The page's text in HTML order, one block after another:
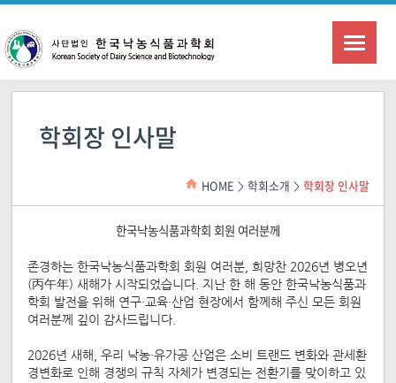
학회장 인사말
HOME > 학회소개 > 학회장 인사말
한국낙농식품과학회 회원 여러분께
존경하는 한국낙농식품과학회 회원 여러분, 희망찬 2026년 병오년
(丙午年) 새해가 시작되었습니다. 지난 한 해 동안 한국낙농식품과
학회 발전을 위해 연구·교육·산업 현장에서 함께해 주신 모든 회원
여러분께 깊이 감사드립니다.
2026년 새해, 우리 낙농·유가공 산업은 소비 트랜드 변화와 관세환
경변화로 인해 경쟁의 규칙 자체가 변경되는 전환기를 맞이하고 있